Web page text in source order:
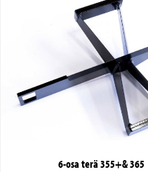
6-osa terä 355+& 365